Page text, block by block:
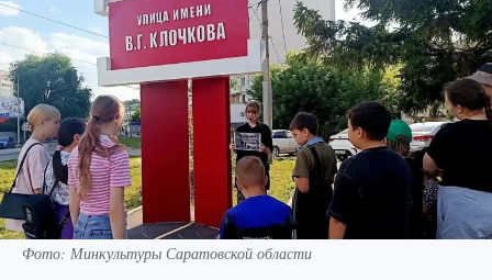
Фото: Минкультуры Саратовской области